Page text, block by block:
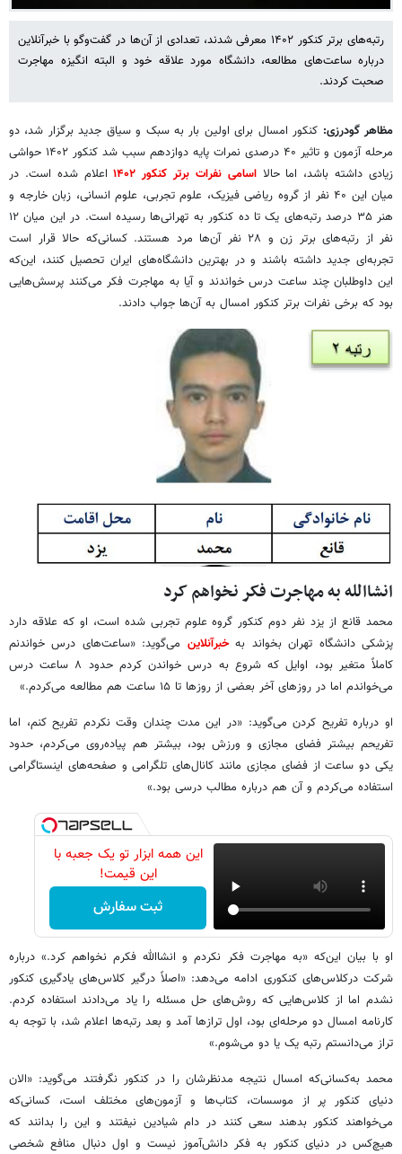
رتبه‌های برتر کنکور ۱۴۰۲ معرفی شدند، تعدادی از آن‌ها در گفت‌وگو با خبرآنلاین
درباره ساعت‌های مطالعه، دانشگاه مورد علاقه خود و البته انگیزه مهاجرت
صحبت کردند.
مظاهر گودرزی: کنکور امسال برای اولین بار به سبک و سیاق جدید برگزار شد، دو
مرحله آزمون و تاثیر ۴۰ درصدی نمرات پایه دوازدهم سبب شد کنکور ۱۴۰۲ حواشی
زیادی داشته باشد، اما حالااسامی نفرات برتر کنکور ۱۴۰۲
اعلام شده است. در
میان این ۴۰ نفر از گروه ریاضی فیزیک، علوم تجربی، علوم انسانی، زبان خارجه و
هنر ۳۵ درصد رتبه‌های یک تا ده کنکور به تهرانی‌ها رسیده است. در این میان ۱۲
نفر از رتبه‌های برتر زن و ۲۸ نفر آن‌ها مرد هستند. کسانی‌که حالا قرار است
تجربه‌ای جدید داشته باشند و در بهترین دانشگاه‌های ایران تحصیل کنند، این‌که
این داوطلبان چند ساعت درس خواندند و آیا به مهاجرت فکر می‌کنند پرسش‌هایی
بود که برخی نفرات برتر کنکور امسال به آن‌ها جواب دادند.
انشاالله به مهاجرت فکر نخواهم کرد
محمد قانع از یزد نفر دوم کنکور گروه علوم تجربی شده است، او که علاقه دارد
پزشکی دانشگاه تهران بخواند بهخبرآنلاین می‌گوید: «ساعت‌های درس خواندنم
کاملاً متغیر بود، اوایل که شروع به درس خواندن کردم حدود ۸ ساعت درس
می‌خواندم اما در روزهای آخر بعضی از روزها تا ۱۵ ساعت هم مطالعه می‌کردم.»
او درباره تفریح کردن می‌گوید: «در این مدت چندان وقت نکردم تفریح کنم، اما
تفریحم بیشتر فضای مجازی و ورزش بود، بیشتر هم پیاده‌روی می‌کردم، حدود
یکی دو ساعت از فضای مجازی مانند کانال‌های تلگرامی و صفحه‌های اینستاگرامی
استفاده می‌کردم و آن هم درباره مطالب درسی بود.»
این همه ابزار تو یک جعبه با
این قیمت!
ثبت سفارش
او با بیان این‌که «به مهاجرت فکر نکردم و انشاالله فکرم نخواهم کرد.» درباره
شرکت درکلاس‌های کنکوری ادامه می‌دهد: «اصلاً درگیر کلاس‌های یادگیری کنکور
نشدم اما از کلاس‌هایی که روش‌های حل مسئله را یاد می‌دادند استفاده کردم.
کارنامه امسال دو مرحله‌ای بود، اول ترازها آمد و بعد رتبه‌ها اعلام شد، با توجه به
تراز می‌دانستم رتبه یک یا دو می‌شوم.»
محمد به‌کسانی‌که امسال نتیجه مدنظرشان را در کنکور نگرفتند می‌گوید: «الان
دنیای کنکور پر از موسسات، کتاب‌ها و آزمون‌های مختلف است، کسانی‌که
می‌خواهند کنکور بدهند سعی کنند در دام شیادین نیفتند و این را بدانند که
هیچ‌کس در دنیای کنکور به فکر دانش‌آموز نیست و اول دنبال منافع شخصی